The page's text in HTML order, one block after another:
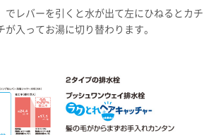
でレバーを引くと水が出て左にひねるとカチ
が入ってお湯に切り替わります。